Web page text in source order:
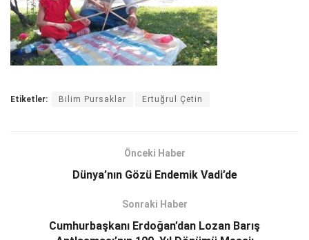
Etiketler: Bilim Pursaklar Ertuğrul Çetin
Önceki Haber
Dünya’nın Gözü Endemik Vadi’de
Sonraki Haber
Cumhurbaşkanı Erdoğan’dan Lozan Barış